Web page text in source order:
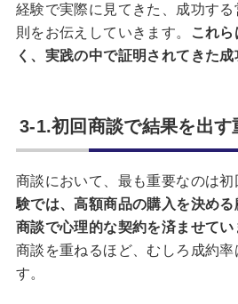
経験で実際に見てきた、成功す
則をお伝えしていきます。
これ
く、実践の中で証明されてきた
3-1.初回商談で結果を出す
商談において、最も重要なのは初
験では、高額商品の購入を決め
商談で心理的な契約を済ませてい
商談を重ねるほど、むしろ成約
す。